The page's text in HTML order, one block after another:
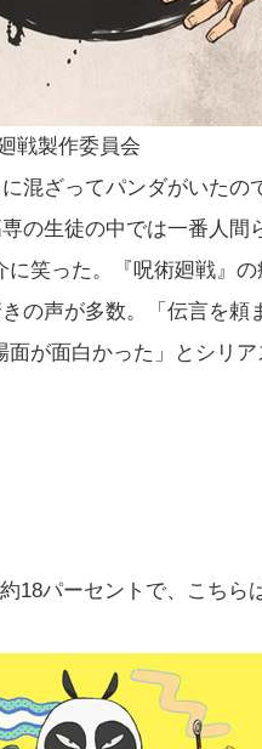
戦製作委員会
混ざってパンダがいたの
の生徒の中では一番人間
に笑った。『呪術廻戦』
の声が多数。「伝言を頼
面が面白かった」とシリ
18パーセントで、こちら